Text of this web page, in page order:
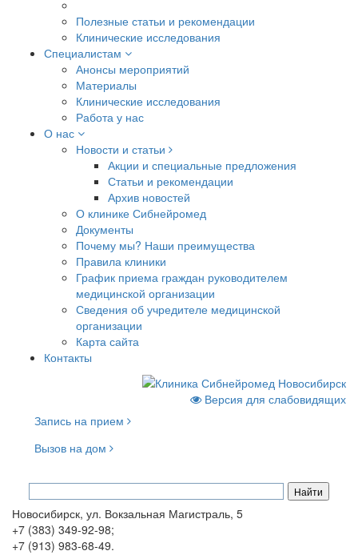
Полезные статьи и рекомендации
Клинические исследования
Специалистам
Анонсы мероприятий
Материалы
Клинические исследования
Работа у нас
О нас
Новости и статьи
Акции и специальные предложения
Статьи и рекомендации
Архив новостей
О клинике Сибнейромед
Документы
Почему мы? Наши преимущества
Правила клиники
График приема граждан руководителем
медицинской организации
Сведения об учредителе медицинской
организации
Карта сайта
Контакты
Версия для слабовидящих
Запись на прием
Вызов на дом
Новосибирск, ул. Вокзальная Магистраль, 5
+7 (383) 349-92-98;
+7 (913) 983-68-49.